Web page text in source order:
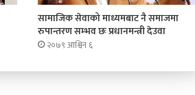
सामाजिक सेवाको माध्यमबाट नै समाजमा
रुपान्तरण सम्भव छः प्रधानमन्त्री देउवा
२०७९ आश्विन ६